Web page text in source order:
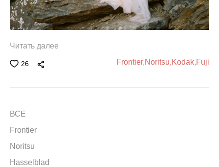
Читать далее
26 Frontier,Noritsu,Kodak,Fuji
ВСЕ
Frontier
Noritsu
Hasselblad